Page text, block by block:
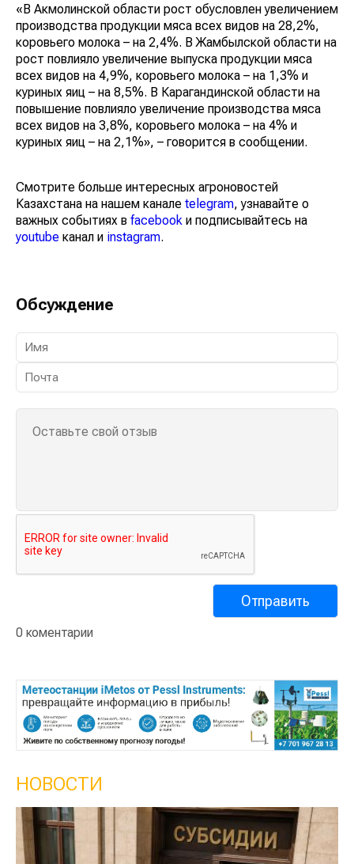
«В Акмолинской области рост обусловлен увеличением
производства продукции мяса всех видов на 28,2%,
коровьего молока – на 2,4%. В Жамбылской области на
рост повлияло увеличение выпуска продукции мяса
всех видов на 4,9%, коровьего молока – на 1,3% и
куриных яиц – на 8,5%. В Карагандинской области на
повышение повлияло увеличение производства мяса
всех видов на 3,8%, коровьего молока – на 4% и
куриных яиц – на 2,1%», – говорится в сообщении.
Смотрите больше интересных агроновостей
Казахстана на нашем канале telegram, узнавайте о
важных событиях в facebook и подписывайтесь на
youtube канал и instagram.
Обсуждение
0 коментарии
НОВОСТИ